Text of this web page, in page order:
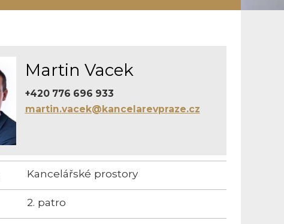
Martin Vacek
+420 776 696 933
martin.vacek@kancelarevpraze.cz
Kancelářské prostory
2. patro